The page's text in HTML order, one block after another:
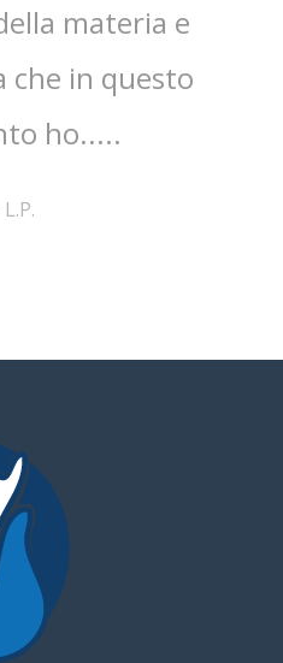
materia e
che in questo
ho.....
L.P.